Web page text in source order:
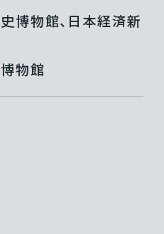
史博物館、日本経済新
博物館